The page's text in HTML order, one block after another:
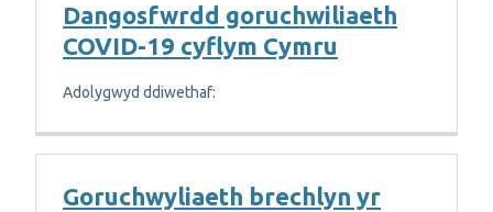
Dangosfwrdd goruchwiliaeth
COVID-19 cyflym Cymru
Adolygwyd ddiwethaf:
Goruchwyliaeth brechlyn yr